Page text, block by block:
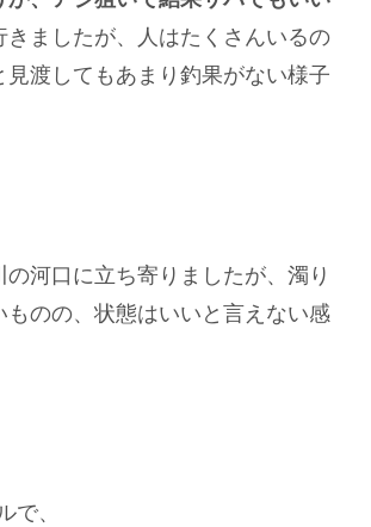
きましたが、人はたくさんいるの
見渡してもあまり釣果がない様子
の河口に立ち寄りましたが、濁り
ものの、状態はいいと言えない感
で、